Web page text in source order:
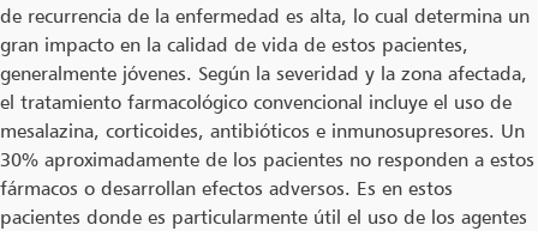
de recurrencia de la enfermedad es alta, lo cual determina un
gran impacto en la calidad de vida de estos pacientes,
generalmente jóvenes. Según la severidad y la zona afectada,
el tratamiento farmacológico convencional incluye el uso de
mesalazina, corticoides, antibióticos e inmunosupresores. Un
30% aproximadamente de los pacientes no responden a estos
fármacos o desarrollan efectos adversos. Es en estos
pacientes donde es particularmente útil el uso de los agentes